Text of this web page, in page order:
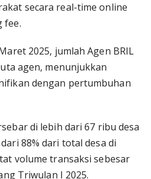
secara real-time online
fee.
2025, jumlah Agen BRIL
agen, menunjukkan
dengan pertumbuhan
di lebih dari 67 ribu desa
88% dari total desa di
volume transaksi sebesar
Triwulan I 2025.